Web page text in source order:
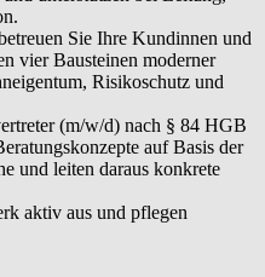
Sie Ihre Kundinnen und
vier Bausteinen moderner
Risikoschutz und
(m/w/d) nach § 84 HGB
auf Basis der
und leiten daraus konkrete
aktiv aus und pflegen